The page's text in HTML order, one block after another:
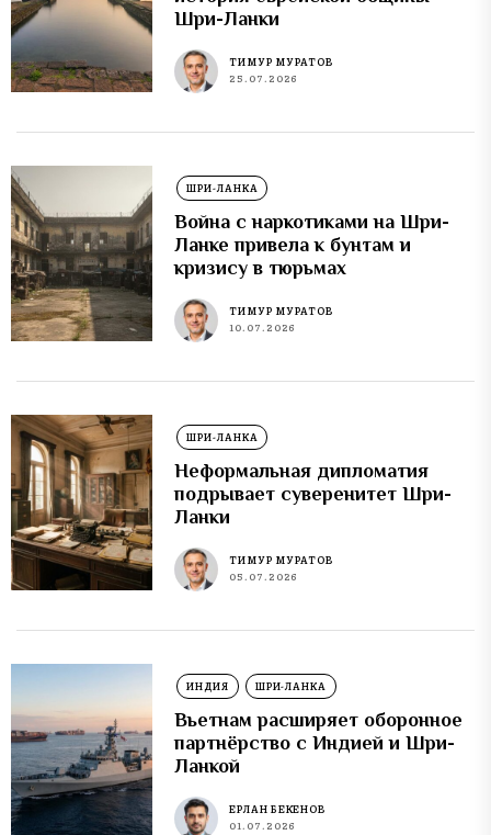
Шри-Ланки
ТИМУР МУРАТОВ
25.07.2026
ШРИ-ЛАНКА
Война с наркотиками на Шри-
Ланке привела к бунтам и
кризису в тюрьмах
ТИМУР МУРАТОВ
10.07.2026
ШРИ-ЛАНКА
Неформальная дипломатия
подрывает суверенитет Шри-
Ланки
ТИМУР МУРАТОВ
05.07.2026
ИНДИЯ ШРИ-ЛАНКА
Вьетнам расширяет оборонное
партнёрство с Индией и Шри-
Ланкой
ЕРЛАН БЕКЕНОВ
01.07.2026